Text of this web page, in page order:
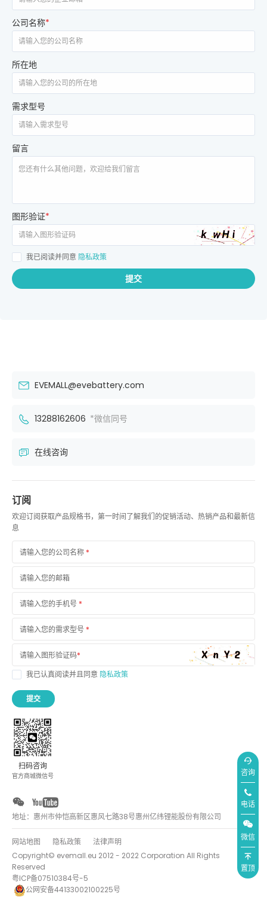
公司名称*
所在地
需求型号
留言
图形验证*
我已阅读并同意 隐私政策
提交
EVEMALL@evebattery.com
13288162606 *微信同号
在线咨询
扫码咨询
官方商城微信号
订阅
欢迎订阅获取产品规格书，第一时间了解我们的促销活动、热销产品和最新信
息
请输入您的公司名称 *
请输入您的邮箱
请输入您的手机号 *
请输入您的需求型号 *
请输入图形验证码*
我已认真阅读并且同意 隐私政策
提交
地址：惠州市仲恺高新区惠风七路38号惠州亿纬锂能股份有限公司
Copyright© evemall.eu 2012 - 2022 Corporation All Rights
Reserved
粤ICP备07510384号-5
公网安备44133002100225号
网站地图 隐私政策 法律声明
咨询
电话
微信
置顶